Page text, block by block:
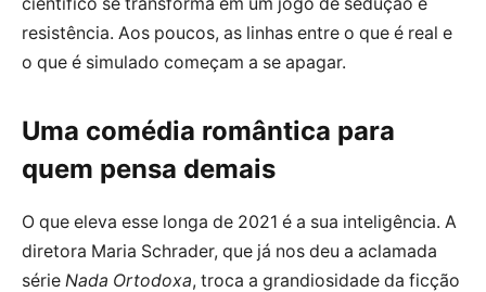
resistência. Aos poucos, as linhas entre o que é real e
o que é simulado começam a se apagar.
Uma comédia romântica para
quem pensa demais
O que eleva esse longa de 2021 é a sua inteligência. A
diretora Maria Schrader, que já nos deu a aclamada
série Nada Ortodoxa, troca a grandiosidade da ficção